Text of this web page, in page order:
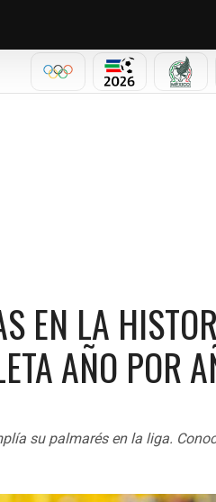
OLÍMPICOSMUNDIAL 2026
EN LA
AÑO POR
su palmarés en la liga.